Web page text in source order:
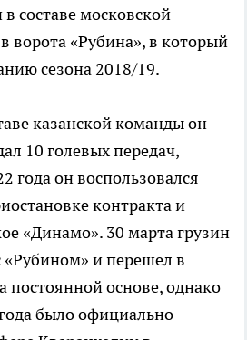
составе московской
ворота «Рубина», в который
сезона 2018/19.
казанской команды он
10 голевых передач,
года он воспользовался
контракта и
«Динамо». 30 марта грузин
«Рубином» и перешел в
постоянной основе, однако
было официально